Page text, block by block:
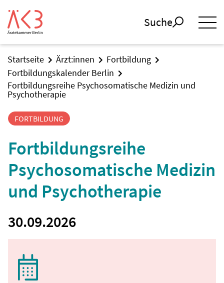
Suche
Startseite Ärzt:innen
Fortbildung
Fortbildungskalender Berlin
Fortbildungsreihe Psychosomatische Medizin und
Psychotherapie
FORTBILDUNG
Fortbildungsreihe
Psychosomatische Medizin
und Psychotherapie
30.09.2026